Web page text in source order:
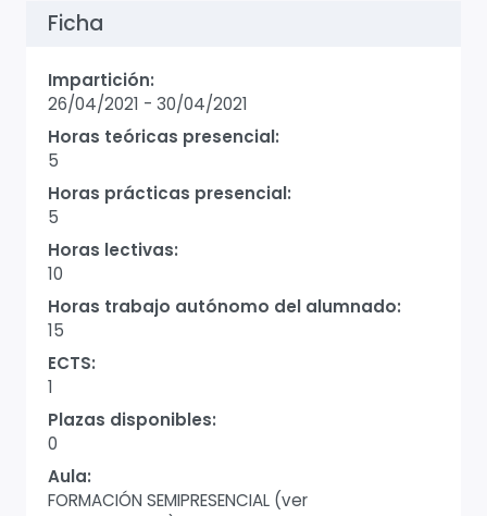
Ficha
Impartición:
26/04/2021 - 30/04/2021
Horas teóricas presencial:
5
Horas prácticas presencial:
5
Horas lectivas:
10
Horas trabajo autónomo del alumnado:
15
ECTS:
1
Plazas disponibles:
0
Aula:
FORMACIÓN SEMIPRESENCIAL (ver